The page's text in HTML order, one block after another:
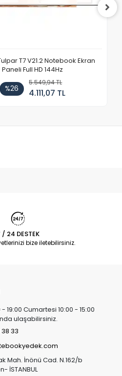
T7 V21.2 Notebook Ekran
Paneli Full HD 144Hz
%26
5.549,94 TL
4.111,07 TL
/ 24 DESTEK
bize iletebilirsiniz.
19:00 Cumartesi 10:00 - 15:00
ulaşabilirsiniz.
33
Mah. İnönü Cad. N.162/b
İSTANBUL